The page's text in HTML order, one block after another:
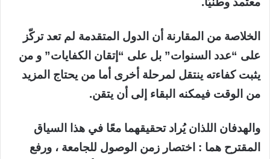
الخلاصة من المقارنة أن الدول المتقدمة لم تعد تركّز
على “عدد السنوات” بل على “إتقان الكفايات” و من
يثبت كفاءته ينتقل لمرحلة أخرى أما من يحتاج المزيد
من الوقت فيمكنه البقاء إلى أن يتقن.
والهدفان اللذان يُراد تحقيقهما معًا في هذا السياق
المقترح هما : اختصار زمن الوصول للجامعة ، ورفع